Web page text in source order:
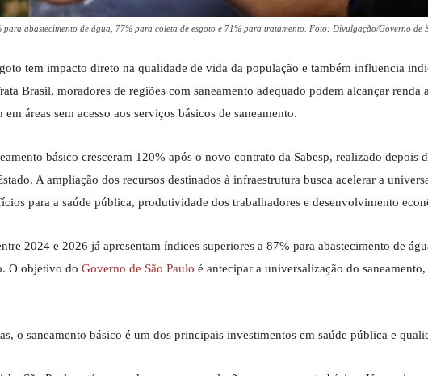
abastecimento de água, 77% para coleta de esgoto e 71% para tratamento. Foto: Divulgação/Governo de
tem impacto direto na qualidade de vida da população e também influencia
Brasil, moradores de regiões com saneamento adequado podem alcançar renda
áreas sem acesso aos serviços básicos de saneamento.
básico cresceram 120% após o novo contrato da Sabesp, realizado depois
A ampliação dos recursos destinados à infraestrutura busca acelerar a
para a saúde pública, produtividade dos trabalhadores e desenvolvimento
2024 e 2026 já apresentam índices superiores a 87% para abastecimento de
O objetivo do Governo de São Paulo é antecipar a universalização do
o saneamento básico é um dos principais investimentos em saúde pública e